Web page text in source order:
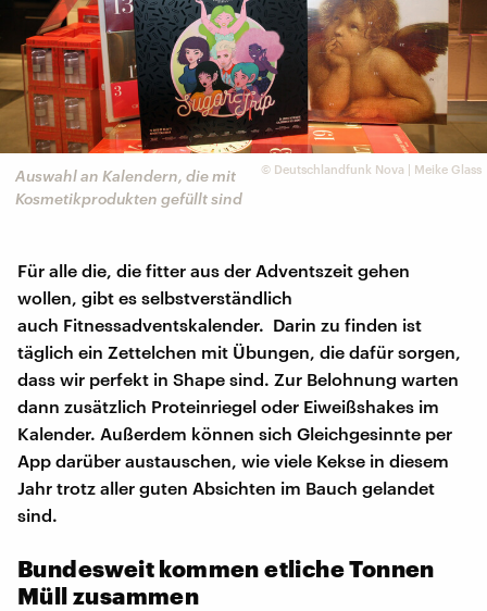
© Deutschlandfunk Nova | Meike Glass
Auswahl an Kalendern, die mit
Kosmetikprodukten gefüllt sind
Für alle die, die fitter aus der Adventszeit gehen
wollen, gibt es selbstverständlich
auch Fitnessadventskalender. Darin zu finden ist
täglich ein Zettelchen mit Übungen, die dafür sorgen,
dass wir perfekt in Shape sind. Zur Belohnung warten
dann zusätzlich Proteinriegel oder Eiweißshakes im
Kalender. Außerdem können sich Gleichgesinnte per
App darüber austauschen, wie viele Kekse in diesem
Jahr trotz aller guten Absichten im Bauch gelandet
sind.
Bundesweit kommen etliche Tonnen
Müll zusammen